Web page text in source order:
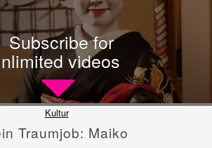
Subscribe for
videos
Kultur
Traumjob: Maiko